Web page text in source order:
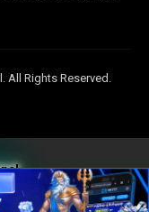
Rights Reserved.